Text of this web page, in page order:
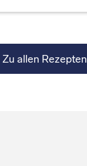
Zu allen Rezepten